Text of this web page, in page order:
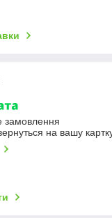
замовлення
на вашу